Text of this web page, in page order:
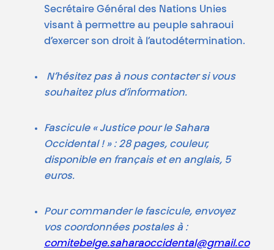
Secrétaire Général des Nations Unies
visant à permettre au peuple sahraoui
d’exercer son droit à l’autodétermination.
N’hésitez pas à nous contacter si vous
souhaitez plus d’information.
Fascicule « Justice pour le Sahara
Occidental ! » : 28 pages, couleur,
disponible en français et en anglais, 5
euros.
Pour commander le fascicule, envoyez
vos coordonnées postales à :
comitebelge.saharaoccidental@gmail.co